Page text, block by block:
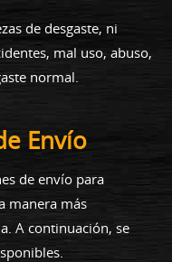
de desgaste, ni
mal uso, abuso,
normal.
Envío
de envío para
manera más
A continuación, se